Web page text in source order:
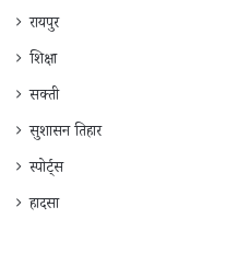
रायपुर
शिक्षा
सक्ती
सुशासन तिहार
स्पोर्ट्स
हादसा